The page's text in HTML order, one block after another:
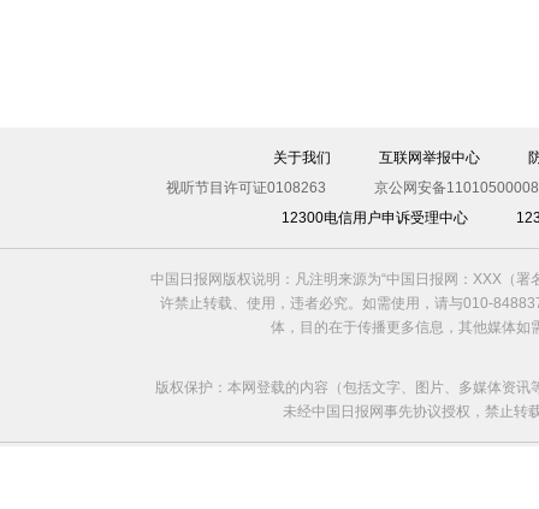
关于我们 互联网举报中心
视听节目许可证0108263
京公网安备
12300电信用户申诉受理中心
中国日报网版权说明：凡注明来源为“中国日报网：XXX（
许禁止转载、使用，违者必究。如需使用，请与010-
体，目的在于传播更多信息，其他媒体
版权保护：本网登载的内容（包括文字、图片、多媒体资
未经中国日报网事先协议授权，禁止转